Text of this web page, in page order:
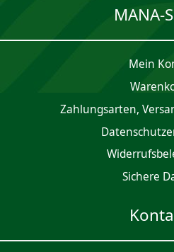
MANA-
Mein
Zahlungsarten,
Sichere